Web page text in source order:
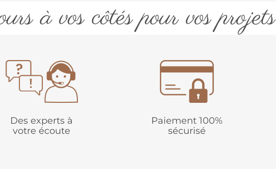
à vos côtés pour vos projets
Des experts à
votre écoute
Paiement 100%
sécurisé